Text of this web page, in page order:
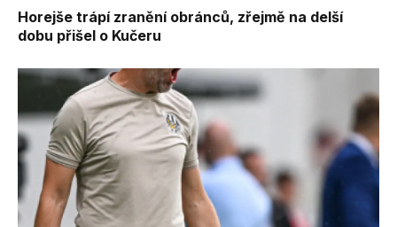
Horejše trápí zranění obránců, zřejmě na delší
dobu přišel o Kučeru